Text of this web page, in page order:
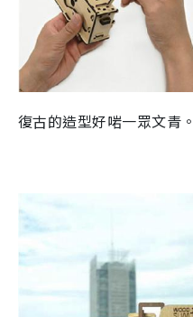
復古的造型好啱一眾文青。